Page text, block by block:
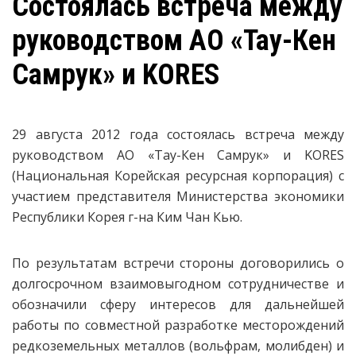
руководством АО «Тау-Кен
Самрук» и KORES
29 августа 2012 года состоялась встреча между
руководством АО «Тау-Кен Самрук» и KORES
(Национальная Корейская ресурсная корпорация) с
участием представителя Министерства экономики
Республики Корея г-на Ким Чан Кью.
По результатам встречи стороны договорились о
долгосрочном взаимовыгодном сотрудничестве и
обозначили сферу интересов для дальнейшей
работы по совместной разработке месторождений
редкоземельных металлов (вольфрам, молибден) и